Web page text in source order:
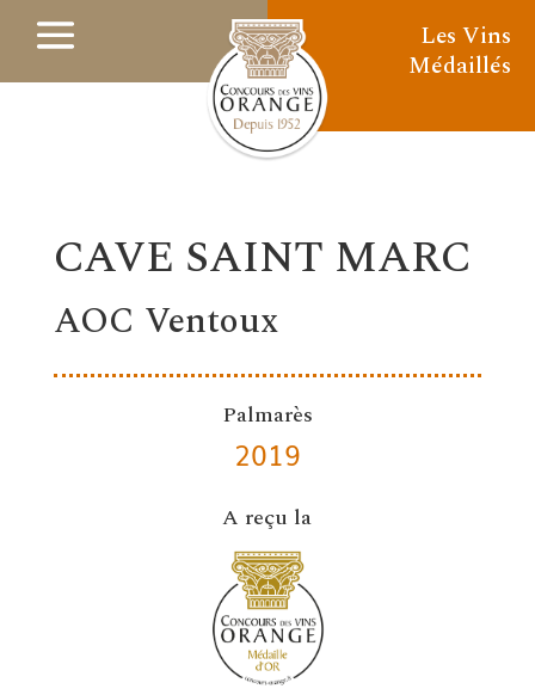
Les Vins
Médaillés
CAVE SAINT MARC
AOC Ventoux
Palmarès
2019
A reçu la